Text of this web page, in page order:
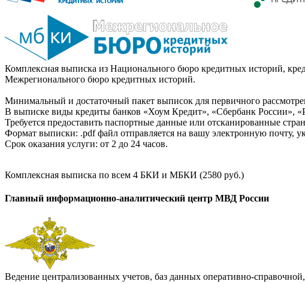
Комплексная выписка из Национального бюро кредитных историй,
Межрегионального бюро кредитных историй.
Минимальный и достаточный пакет выписок для первичного
В выписке виды кредиты банков «Хоум Кредит», «Сбербанк России»,
Требуется предоставить паспортные данные или отсканированные
Формат выписки: .pdf файл отправляется на вашу электронную почту,
Срок оказания услуги: от 2 до 24 часов.
Комплексная выписка по всем 4 БКИ и МБКИ (2580 руб.)
Главный информационно-аналитический центр МВД России
Ведение централизованных учетов, баз данных оперативно-